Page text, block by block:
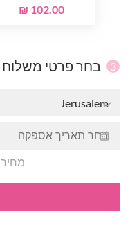
102.00 ₪
3 בחר פרטי משלוח
Jerusalem